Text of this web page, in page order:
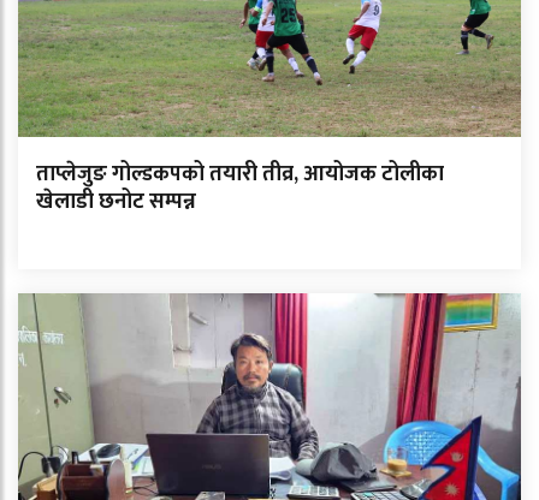
ताप्लेजुङ गोल्डकपको तयारी तीव्र, आयोजक टोलीका
खेलाडी छनोट सम्पन्न